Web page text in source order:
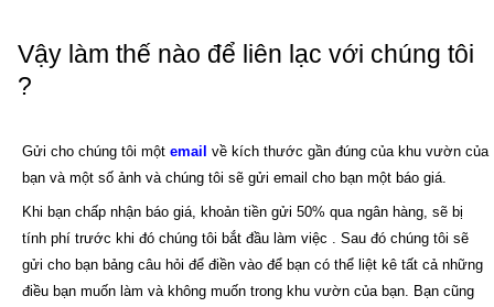
Vậy làm thế nào để liên lạc với chúng tôi
?
Gửi cho chúng tôi một email về kích thước gần đúng của khu vườn của
bạn và một số ảnh và chúng tôi sẽ gửi email cho bạn một báo giá.
Khi bạn chấp nhận báo giá, khoản tiền gửi 50% qua ngân hàng, sẽ bị
tính phí trước khi đó chúng tôi bắt đầu làm việc . Sau đó chúng tôi sẽ
gửi cho bạn bảng câu hỏi để điền vào để bạn có thể liệt kê tất cả những
điều bạn muốn làm và không muốn trong khu vườn của bạn. Bạn cũng